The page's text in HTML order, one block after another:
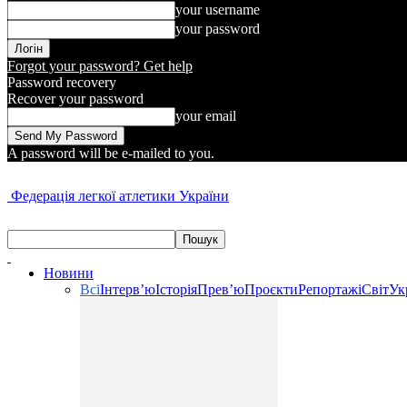
your username
your password
Forgot your password? Get help
Password recovery
Recover your password
your email
A password will be e-mailed to you.
Федерація легкої атлетики України
Новини
ВсіІнтерв’юІсторіяПрев’юПроєктиРепортажіСвіт